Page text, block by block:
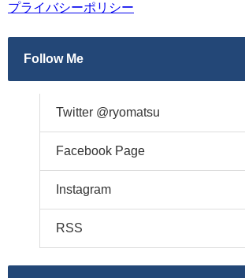
プライバシーポリシー
Follow Me
Twitter @ryomatsu
Facebook Page
Instagram
RSS